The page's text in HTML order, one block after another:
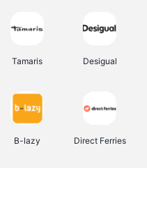
Tamaris Desigual
B-lazy Direct Ferries